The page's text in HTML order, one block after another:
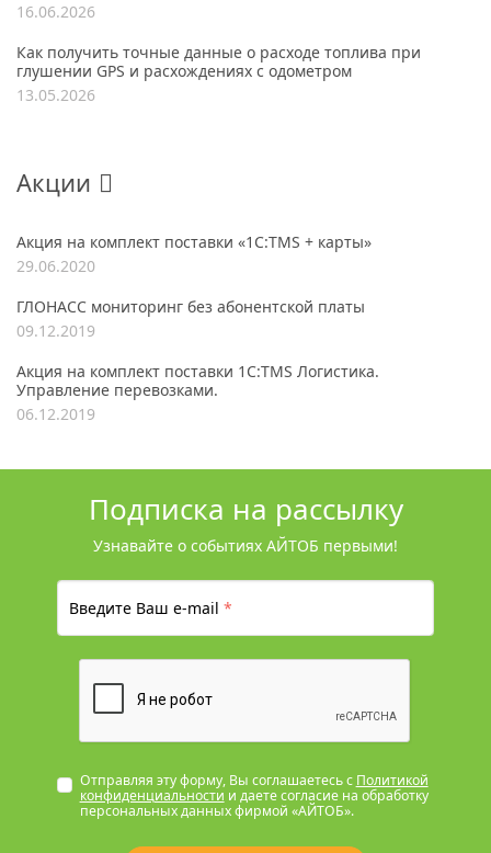
16.06.2026
Как получить точные данные о расходе топлива при
глушении GPS и расхождениях с одометром
13.05.2026
Акции
Акция на комплект поставки «1С:TMS + карты»
29.06.2020
ГЛОНАСС мониторинг без абонентской платы
09.12.2019
Акция на комплект поставки 1С:TMS Логистика.
Управление перевозками.
06.12.2019
Подписка на рассылку
Узнавайте о событиях АЙТОБ первыми!
Введите Ваш e-mail*
Отправляя эту форму, Вы соглашаетесь с Политикой
конфиденциальности и даете согласие на обработку
персональных данных фирмой «АЙТОБ».